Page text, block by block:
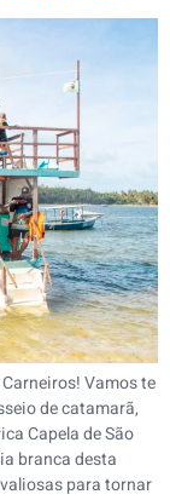
Vamos te
de catamarã,
Capela de São
branca desta
para tornar